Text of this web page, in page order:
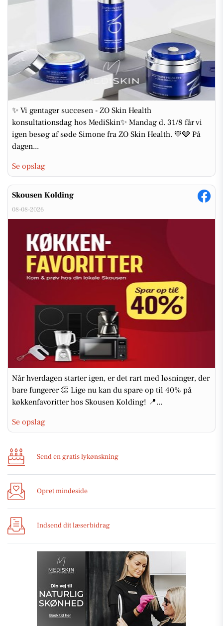
✨ Vi gentager succesen - ZO Skin Health
konsultationsdag hos MediSkin✨ Mandag d. 31/8 får vi
igen besøg af søde Simone fra ZO Skin Health. 💙🩶 På
dagen...
Se opslag
Skousen Kolding
08-08-2026
Når hverdagen starter igen, er det rart med løsninger, der
bare fungerer 👏 Lige nu kan du spare op til 40% på
køkkenfavoritter hos Skousen Kolding! 📍...
Se opslag
Send en gratis lykønskning
Opret mindeside
Indsend dit læserbidrag